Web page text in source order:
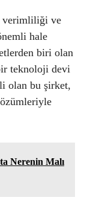
verimliliği ve
hale
biri olan
teknoloji devi
olan bu şirket,
Nerenin Malı